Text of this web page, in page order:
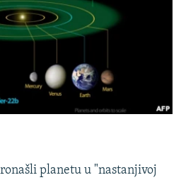
planetu u "nastanjivoj